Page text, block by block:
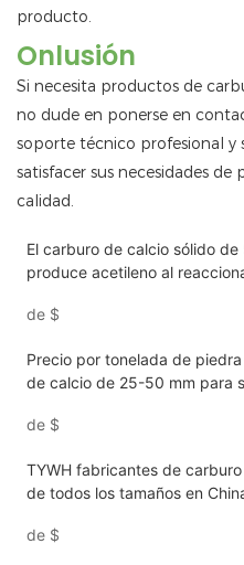
producto.
Onlusión
Si necesita productos de
no dude en ponerse en
soporte técnico profesional y
satisfacer sus necesidades
calidad.
El carburo de calcio sólido
produce acetileno al
de $
Precio por tonelada de
de calcio de 25-50 mm para
de $
TYWH fabricantes de
de todos los tamaños en
de $